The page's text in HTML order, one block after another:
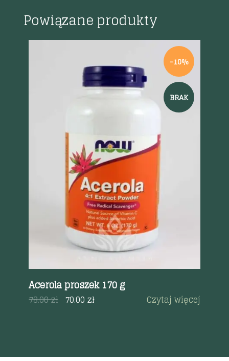
Powiązane produkty
-10%
BRAK
Szybki podgląd
Acerola proszek 170 g
78.00zł 70.00zł Czytaj więcej